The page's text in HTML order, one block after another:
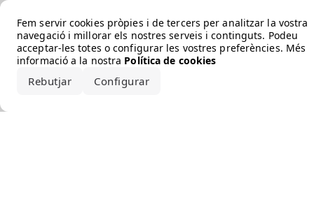
Fem servir cookies pròpies i de tercers per analitzar la vostra
navegació i millorar els nostres serveis i continguts. Podeu
acceptar-les totes o configurar les vostres preferències. Més
informació a la nostra Política de cookies
Rebutjar Configurar
Error loading the brand